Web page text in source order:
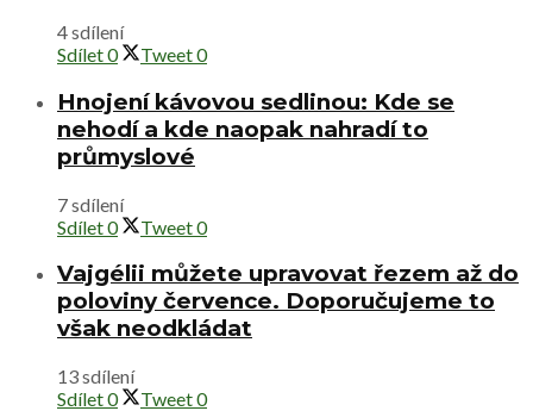
4 sdílení
Sdílet0 Tweet0
Hnojení kávovou sedlinou: Kde se
nehodí a kde naopak nahradí to
průmyslové
7 sdílení
Sdílet0 Tweet0
Vajgélii můžete upravovat řezem až do
poloviny července. Doporučujeme to
však neodkládat
13 sdílení
Sdílet0 Tweet0